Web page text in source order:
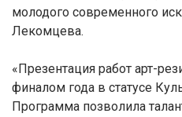
молодого современного
Лекомцева.
«Презентация работ арт-
финалом года в статусе
Программа позволила